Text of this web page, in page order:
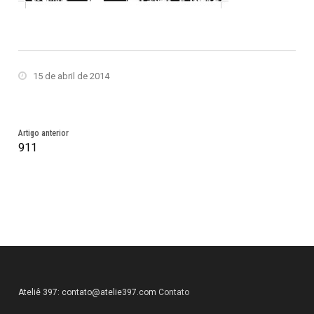
15 de abril de 2014
Artigo anterior
911
Ateliê 397: contato@atelie397.com Contato